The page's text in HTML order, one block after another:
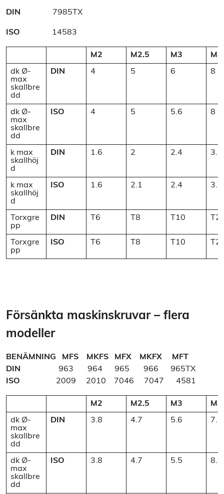
DIN 7985TX
ISO 14583
M2 M2.5 M3 M4
dk Ø-
max
skallbre
dd
DIN 4 5 6 8
dk Ø-
max
skallbre
dd
ISO 4 5 5.6 8
k max
skallhöj
d
DIN 1.6 2 2.4 3.1
k max
skallhöj
d
ISO 1.6 2.1 2.4 3.1
Torxgre
pp
DIN T6 T8 T10
Torxgre
pp
ISO T6 T8 T10
Försänkta maskinskruvar – flera
modeller
BENÄMNING
MFS MKFS MFX MKFX MFT
DIN
963 964 965 966 965TX
ISO
2009 2010 7046 7047 4581
M2 M2.5 M3 M4
dk Ø-
max
skallbre
dd
DIN 3.8 4.7 5.6 7.5
dk Ø-
max
skallbre
dd
ISO 3.8 4.7 5.5 8.4